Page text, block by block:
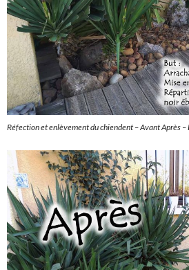
Réfection et enlèvement du chiendent – Avant Après